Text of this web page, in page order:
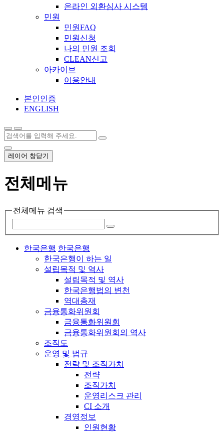
온라인 외환심사 시스템
민원
민원FAQ
민원신청
나의 민원 조회
CLEAN신고
아카이브
이용안내
본인인증
ENGLISH
레이어 창닫기
전체메뉴
전체메뉴 검색
한국은행 한국은행
한국은행이 하는 일
설립목적 및 역사
설립목적 및 역사
한국은행법의 변천
역대총재
금융통화위원회
금융통화위원회
금융통화위원회의 역사
조직도
운영 및 법규
전략 및 조직가치
전략
조직가치
운영리스크 관리
CI 소개
경영정보
인원현황